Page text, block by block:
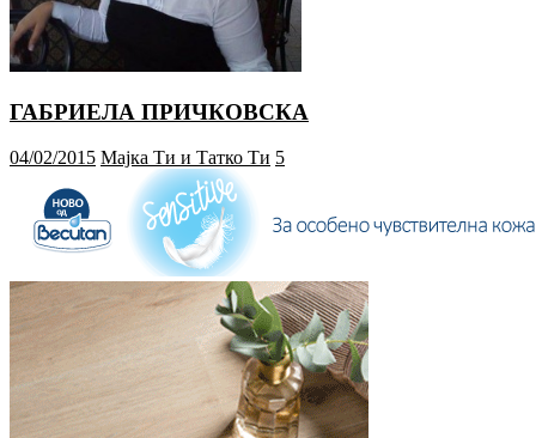
ГАБРИЕЛА ПРИЧКОВСКА
04/02/2015 Мајка Ти и Татко Ти 5